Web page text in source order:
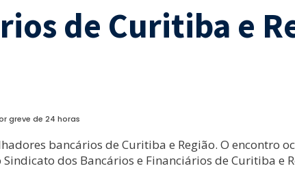
de Curitiba e
greve de 24 horas
bancários de Curitiba e Região. O encontro
dos Bancários e Financiários de Curitiba e